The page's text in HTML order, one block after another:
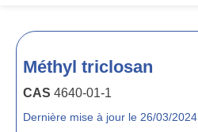
Méthyl triclosan
CAS 4640-01-1
Dernière mise à jour le 26/03/2024